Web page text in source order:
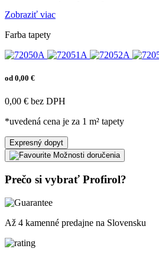
Zobraziť viac
Farba tapety
od 0,00 €
0,00 € bez DPH
*uvedená cena je za 1 m² tapety
Expresný dopyt
Možnosti doručenia
Prečo si vybrať Profirol?
Až 4 kamenné predajne na Slovensku